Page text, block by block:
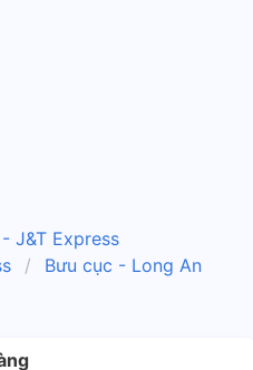
J&T Express
Bưu cục - Long An